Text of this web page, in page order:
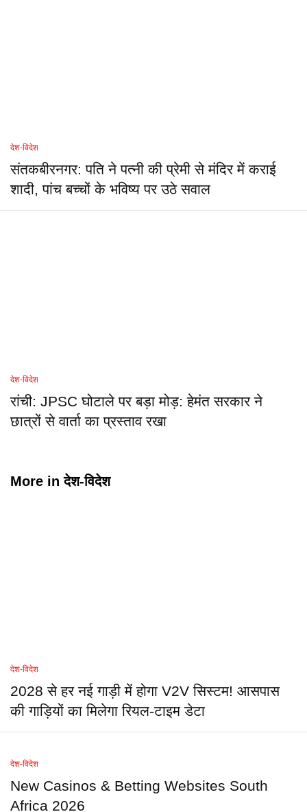
देश-विदेश
संतकबीरनगर: पति ने पत्नी की प्रेमी से मंदिर में कराई
शादी, पांच बच्चों के भविष्य पर उठे सवाल
देश-विदेश
रांची: JPSC घोटाले पर बड़ा मोड़: हेमंत सरकार ने
छात्रों से वार्ता का प्रस्ताव रखा
More inदेश-विदेश
देश-विदेश
2028 से हर नई गाड़ी में होगा V2V सिस्टम! आसपास
की गाड़ियों का मिलेगा रियल-टाइम डेटा
देश-विदेश
New Casinos & Betting Websites South
Africa 2026